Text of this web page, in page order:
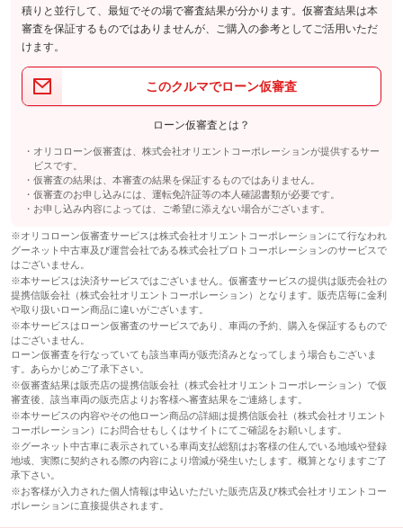
積りと並行して、最短でその場で審査結果が分かります。仮審査結果は本
審査を保証するものではありませんが、ご購入の参考としてご活用いただ
けます。
このクルマでローン仮審査
ローン仮審査とは？
オリコローン仮審査は、株式会社オリエントコーポレーションが提供するサー
ビスです。
仮審査の結果は、本審査の結果を保証するものではありません。
仮審査のお申し込みには、運転免許証等の本人確認書類が必要です。
お申し込み内容によっては、ご希望に添えない場合がございます。
※オリコローン仮審査サービスは株式会社オリエントコーポレーションにて行なわれ
グーネット中古車及び運営会社である株式会社プロトコーポレーションのサービスで
はございません。
※本サービスは決済サービスではございません。仮審査サービスの提供は販売会社の
提携信販会社（株式会社オリエントコーポレーション）となります。販売店毎に金利
や取り扱いローン商品に違いがございます。
※本サービスはローン仮審査のサービスであり、車両の予約、購入を保証するもので
はございません。
ローン仮審査を行なっていても該当車両が販売済みとなってしまう場合もございま
す。あらかじめご了承下さい。
※仮審査結果は販売店の提携信販会社（株式会社オリエントコーポレーション）で仮
審査後、該当車両の販売店よりお客様へ審査結果をご連絡します。
※本サービスの内容やその他ローン商品の詳細は提携信販会社（株式会社オリエント
コーポレーション）にお問合せもしくはサイトにてご確認をお願いします。
※グーネット中古車に表示されている車両支払総額はお客様の住んでいる地域や登録
地域、実際に契約される際の内容により増減が発生いたします。概算となりますご了
承下さい。
※お客様が入力された個人情報は申込いただいた販売店及び株式会社オリエントコー
ポレーションに直接提供されます。